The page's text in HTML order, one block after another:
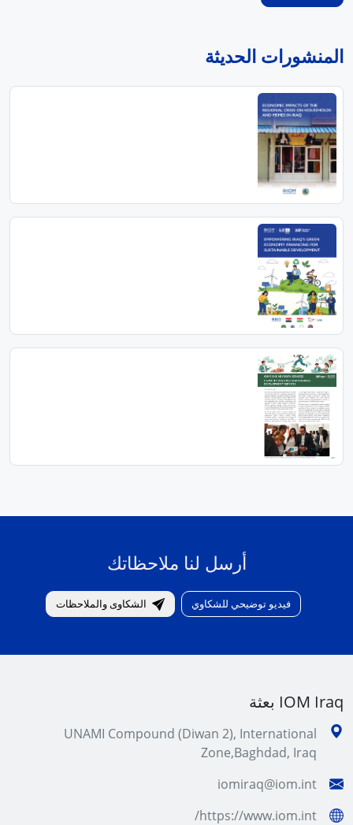
المنشورات الحديثة
أرسل لنا ملاحظاتك
فيديو توضيحي للشكاوي الشكاوى والملاحظات
IOM Iraq بعثة
UNAMI Compound (Diwan 2), International
Zone,Baghdad, Iraq
iomiraq@iom.int
https://www.iom.int/